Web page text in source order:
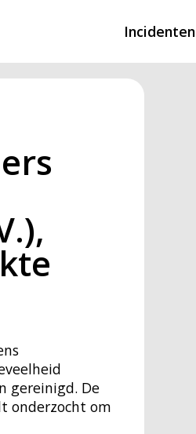
Incidenten
Overzicht incidenten
CIN-meldingen
gereinigd. De
onderzocht om